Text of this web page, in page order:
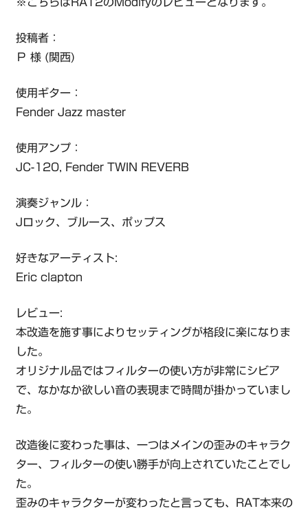
※こちらはRAT2のModifyのレビューとなります。
投稿者：
Ｐ 様 (関西)
使用ギター：
Fender Jazz master
使用アンプ：
JC-120, Fender TWIN REVERB
演奏ジャンル：
Jロック、ブルース、ポップス
好きなアーティスト:
Eric clapton
レビュー:
本改造を施す事によりセッティングが格段に楽になりま
した。
オリジナル品ではフィルターの使い方が非常にシビア
で、なかなか欲しい音の表現まで時間が掛かっていまし
た。
改造後に変わった事は、一つはメインの歪みのキャラク
ター、フィルターの使い勝手が向上されていたことでし
た。
歪みのキャラクターが変わったと言っても、RAT本来の